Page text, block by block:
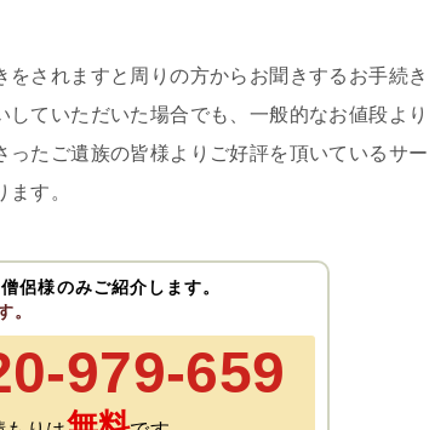
されますと周りの方からお聞きするお手続き
ていただいた場合でも、一般的なお値段より
たご遺族の皆様よりご好評を頂いているサー
ます。
侶様のみご紹介します。
。
979-659